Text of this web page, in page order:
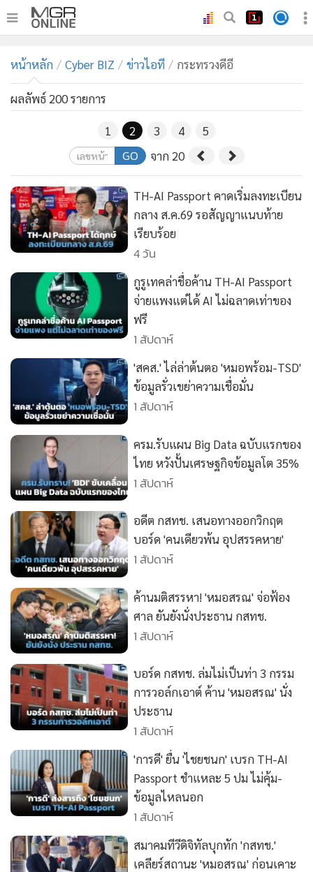
ทันเหตุการณ์
• ภาคใต้
• ผู้จัดการรายวัน
• คอลัมนิสต์
• ละคร
•
CbizReview
• Cyber BIZ
ผู้จัดกวน
Good health & Well-being
• Green Innovation & SD
• Management & HR
MGR Live
•
Infographic
• การเมือง
•
ท่องเที่ยว
กีฬา
• ต่างประเทศ
• Special Scoop
เศรษฐกิจ-ธุรกิจ
• จีน
•
ชุมชน-คุณภาพชีวิต
• อาชญากรรม
• Motoring
• เกม
• SMEs
• หุ้น
• อินโดจีน
• Celeb Online
• Factcheck
• ญี่ปุ่น
• News1
• Gotomanager
หน้าหลัก Cyber BIZ ข่าวไอที กระทรวงดีอี
ผลลัพธ์ 200 รายการ
1 2 3 4 5
GO จาก 20
TH-AI Passport คาดเริ่มลงทะเบียน
กลาง ส.ค.69 รอสัญญาแนบท้าย
เรียบร้อย
4 วัน
กูรูเทคล่าชื่อค้าน TH-AI Passport
จ่ายแพงแต่ได้ AI ไม่ฉลาดเท่าของ
ฟรี
1 สัปดาห์
'สคส.' ไล่ล่าต้นตอ 'หมอพร้อม-TSD'
ข้อมูลรั่วเขย่าความเชื่อมั่น
1 สัปดาห์
ครม.รับแผน Big Data ฉบับแรกของ
ไทย หวังปั้นเศรษฐกิจข้อมูลโต 35%
1 สัปดาห์
อดีต กสทช. เสนอทางออกวิกฤต
บอร์ด 'คนเดียวพ้น อุปสรรคหาย'
1 สัปดาห์
ค้านมติสรรหา! 'หมอสรณ' จ่อฟ้อง
ศาล ยันยังนั่งประธาน กสทช.
1 สัปดาห์
บอร์ด กสทช. ล่มไม่เป็นท่า 3 กรรม
การวอล์กเอาต์ ค้าน 'หมอสรณ' นั่ง
ประธาน
1 สัปดาห์
'การดี' ยื่น 'ไชยชนก' เบรก TH-AI
Passport ชำแหละ 5 ปม ไม่คุ้ม-
ข้อมูลไหลนอก
1 สัปดาห์
สมาคมทีวีดิจิทัลบุกทัก 'กสทช.'
เคลียร์สถานะ 'หมอสรณ' ก่อนเคาะ